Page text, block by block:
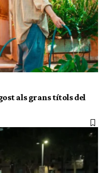
als grans títols del